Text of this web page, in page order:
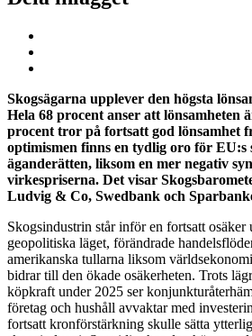
Skogsägarna upplever den högsta
Hela 68 procent anser att lönsamheten
procent tror på fortsatt god lönsamhet
optimismen finns en tydlig oro för EU:s
äganderätten, liksom en mer negativ
virkespriserna. Det visar
Ludvig & Co, Swedbank och
Skogsindustrin står inför en fortsatt
geopolitiska läget, förändrade
amerikanska tullarna liksom
bidrar till den ökade osäkerheten. Trots
köpkraft under 2025 ser
företag och hushåll avvaktar med
fortsatt kronförstärkning skulle sätta